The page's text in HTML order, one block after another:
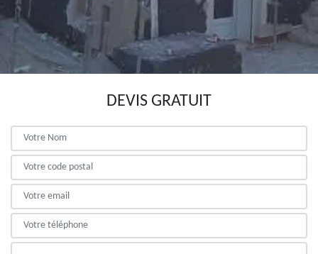
DEVIS GRATUIT